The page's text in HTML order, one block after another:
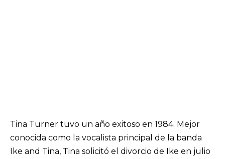
Tina Turner tuvo un año exitoso en 1984. Mejor
conocida como la vocalista principal de la banda
Ike and Tina, Tina solicitó el divorcio de Ike en julio